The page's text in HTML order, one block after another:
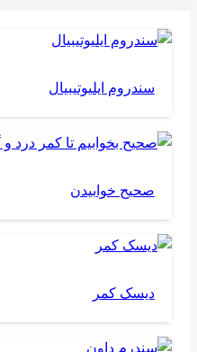
سندروم ایلیوتیبیال
صحیح خوابیدن
دیسک کمر